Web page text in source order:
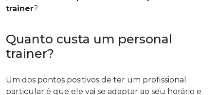
trainer?
Quanto custa um personal
trainer?
Um dos pontos positivos de ter um profissional
particular é que ele vai se adaptar ao seu horário e